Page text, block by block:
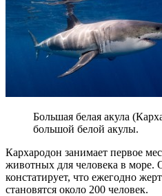
Большая белая акула
большой белой акулы.
Кархародон занимает первое
животных для человека в море.
констатирует, что ежегодно
становятся около 200 человек.